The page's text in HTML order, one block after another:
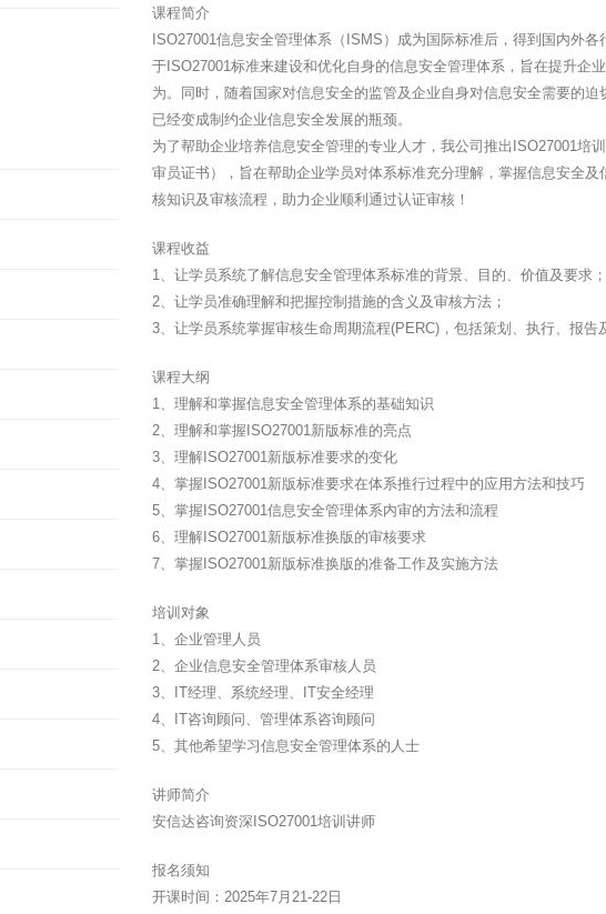
课程简介
ISO27001信息安全管理体系（ISMS）成为国际标准后，得到国内外各
于ISO27001标准来建设和优化自身的信息安全管理体系，旨在提升企
为。同时，随着国家对信息安全的监管及企业自身对信息安全需要的迫
已经变成制约企业信息安全发展的瓶颈。
为了帮助企业培养信息安全管理的专业人才，我公司推出ISO27001培
审员证书），旨在帮助企业学员对体系标准充分理解，掌握信息安全及
核知识及审核流程，助力企业顺利通过认证审核！
课程收益
1、让学员系统了解信息安全管理体系标准的背景、目的、价值及要求；
2、让学员准确理解和把握控制措施的含义及审核方法；
3、让学员系统掌握审核生命周期流程(PERC)，包括策划、执行、报告
课程大纲
1、理解和掌握信息安全管理体系的基础知识
2、理解和掌握ISO27001新版标准的亮点
3、理解ISO27001新版标准要求的变化
4、掌握ISO27001新版标准要求在体系推行过程中的应用方法和技巧
5、掌握ISO27001信息安全管理体系内审的方法和流程
6、理解ISO27001新版标准换版的审核要求
7、掌握ISO27001新版标准换版的准备工作及实施方法
培训对象
1、企业管理人员
2、企业信息安全管理体系审核人员
3、IT经理、系统经理、IT安全经理
4、IT咨询顾问、管理体系咨询顾问
5、其他希望学习信息安全管理体系的人士
讲师简介
安信达咨询资深ISO27001培训讲师
报名须知
开课时间：2025年7月21-22日